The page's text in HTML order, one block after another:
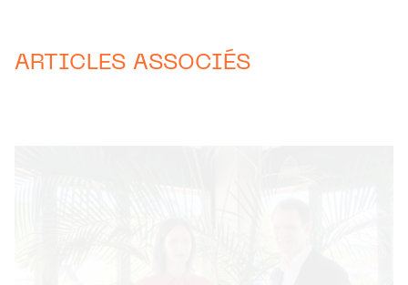
ARTICLES ASSOCIÉS